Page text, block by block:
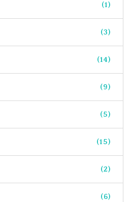
(1)
(3)
(14)
(9)
(5)
(15)
(2)
(6)